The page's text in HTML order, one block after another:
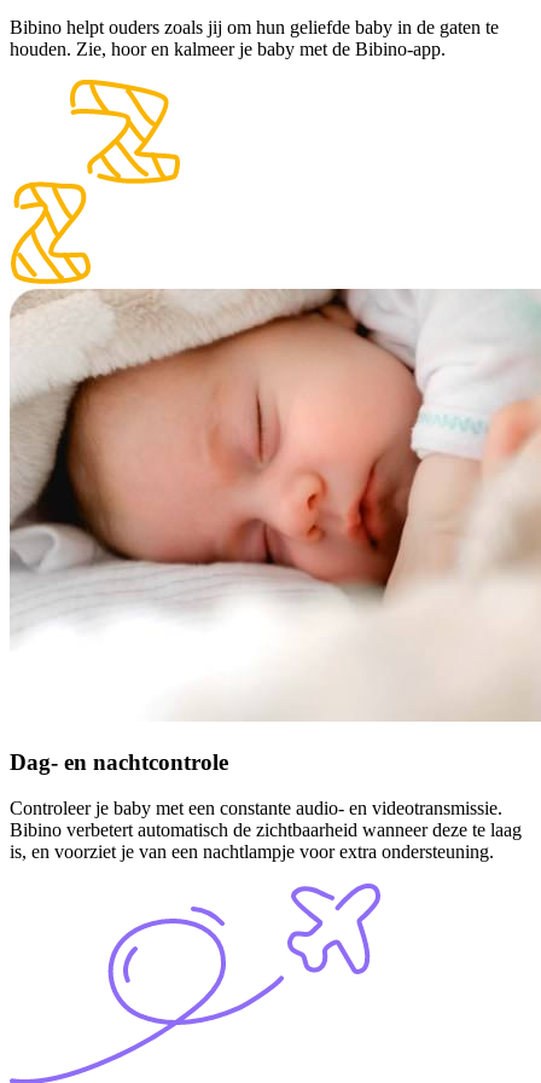
Bibino helpt ouders zoals jij om hun geliefde baby in de gaten te
houden. Zie, hoor en kalmeer je baby met de Bibino-app.
Dag- en nachtcontrole
Controleer je baby met een constante audio- en videotransmissie.
Bibino verbetert automatisch de zichtbaarheid wanneer deze te laag
is, en voorziet je van een nachtlampje voor extra ondersteuning.